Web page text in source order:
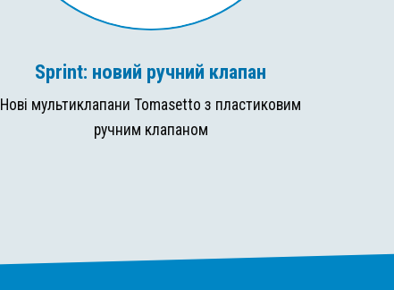
Sprint: новий ручний клапан
Нові мультиклапани Tomasetto з пластиковим
ручним клапаном